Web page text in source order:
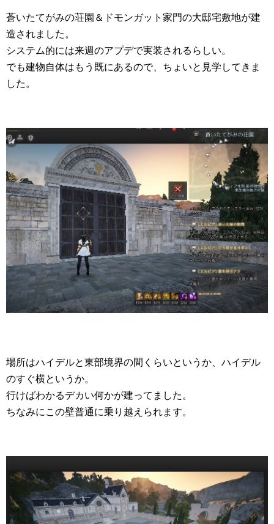
蒼いたてがみの荘園＆ドモンガット家門の大邸宅敷地が建
造されました。
システム的には来週のアプデで実装されるらしい。
でも建物自体はもう既にあるので、ちょいと見学してきま
した。
場所はハイデルと東部境界の間くらいというか、ハイデル
のすぐ横というか。
行けばわかるデカい何かが建ってました。
ちなみにこの壁普通に乗り越えられます。